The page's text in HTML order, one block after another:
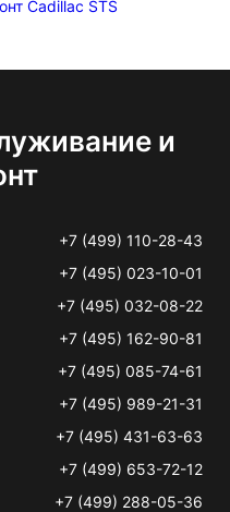
Cadillac STS
и
+7 (499) 110-28-43
+7 (495) 023-10-01
+7 (495) 032-08-22
+7 (495) 162-90-81
+7 (495) 085-74-61
+7 (495) 989-21-31
+7 (495) 431-63-63
+7 (499) 653-72-12
+7 (499) 288-05-36